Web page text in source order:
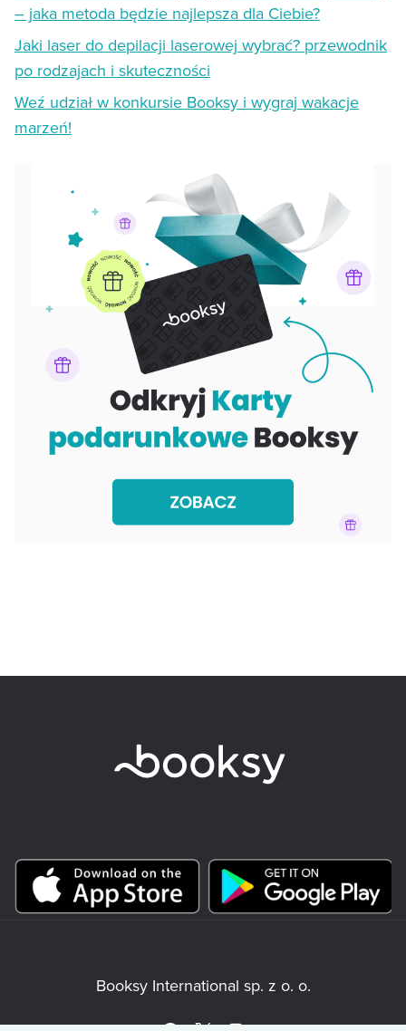
– jaka metoda będzie najlepsza dla Ciebie?
Jaki laser do depilacji laserowej wybrać? przewodnik
po rodzajach i skuteczności
Weź udział w konkursie Booksy i wygraj wakacje
marzeń!
Booksy International sp. z o. o.